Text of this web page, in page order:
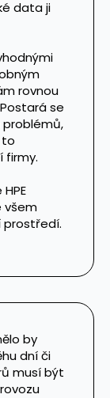
data ji
rovnou
se
problémů,
to
firmy.
všem
prostředí.
by
dní či
musí být